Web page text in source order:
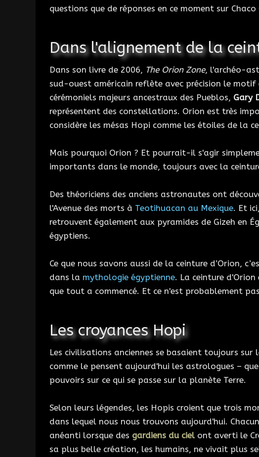
questions que de réponses en ce moment sur Chaco
Dans l'alignement de la
Dans son livre de 2006, The Orion Zone, l'archéo-
sud-ouest américain reflète avec précision le
cérémoniels majeurs ancestraux des Pueblos, Gary
représentent des constellations. Orion est très
considère les mésas Hopi comme les étoiles de la
Mais pourquoi Orion ? Et pourrait-il s'agir
importants dans le monde, toujours avec la
Des théoriciens des anciens astronautes ont
l'Avenue des morts à Teotihuacan au Mexique. Et
retrouvent également aux pyramides de Gizeh en
égyptiens.
Ce que nous savons aussi de la ceinture d’Orion,
dans la mythologie égyptienne. La ceinture
que tout a commencé. Et ce n'est probablement
Les croyances Hopi
Les civilisations anciennes se basaient toujours sur
comme le pensent aujourd'hui les astrologues –
pouvoirs sur ce qui se passe sur la planète Terre.
Selon leurs légendes, les Hopis croient que trois
dans lequel nous nous trouvons aujourd'hui.
anéanti lorsque des gardiens du cielont averti le
sa plus belle création, les humains, ne vivait plus